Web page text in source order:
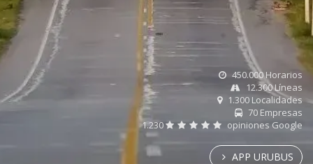
450.000 Horarios
12.300 Líneas
1.300 Localidades
70 Empresas
1.230
opiniones Google
APP URUBUS